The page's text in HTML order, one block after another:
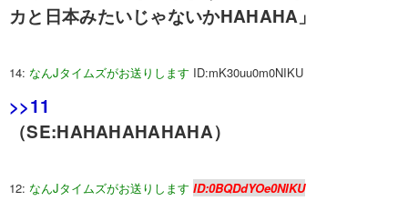
カと日本みたいじゃないかHAHAHA」
14: なんJタイムズがお送りします ID:mK30uu0m0NIKU
>>11
（SE:HAHAHAHAHAHA）
12: なんJタイムズがお送りします ID:0BQDdYOe0NIKU